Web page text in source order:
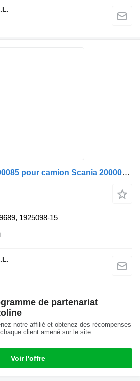
Autoradio Radio 2000085 pour camion Scania 2000085, 2024938, 2619689, 1925098
1925098-15
de partenariat
notre affilié et obtenez des récompenses
client amené sur le site
Voir l'offre